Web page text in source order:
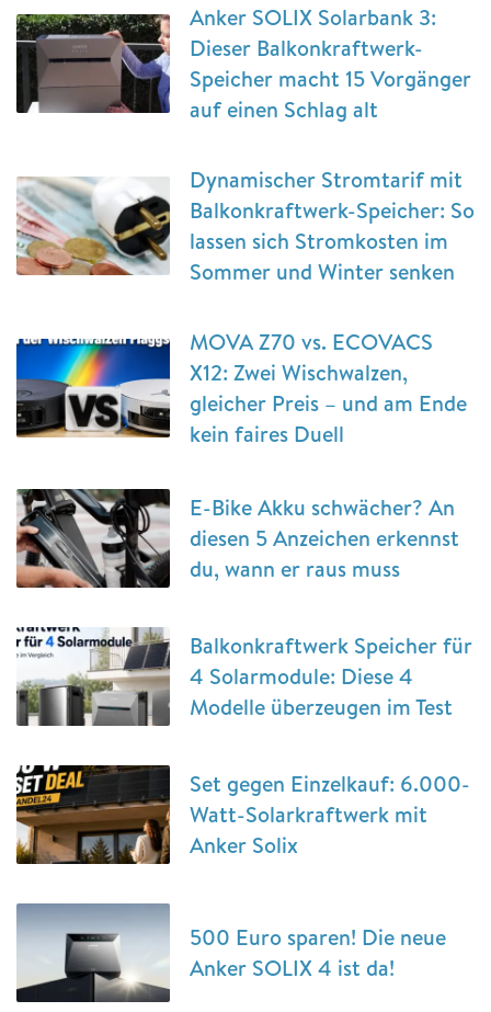
Anker SOLIX Solarbank 3:
Dieser Balkonkraftwerk-
Speicher macht 15 Vorgänger
auf einen Schlag alt
Dynamischer Stromtarif mit
Balkonkraftwerk-Speicher: So
lassen sich Stromkosten im
Sommer und Winter senken
MOVA Z70 vs. ECOVACS
X12: Zwei Wischwalzen,
gleicher Preis – und am Ende
kein faires Duell
E-Bike Akku schwächer? An
diesen 5 Anzeichen erkennst
du, wann er raus muss
Balkonkraftwerk Speicher für
4 Solarmodule: Diese 4
Modelle überzeugen im Test
Set gegen Einzelkauf: 6.000-
Watt-Solarkraftwerk mit
Anker Solix
500 Euro sparen! Die neue
Anker SOLIX 4 ist da!